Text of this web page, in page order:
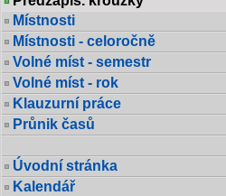
Místnosti
Místnosti - celoročně
Volné míst - semestr
Volné míst - rok
Klauzurní práce
Průnik časů
Úvodní stránka
Kalendář